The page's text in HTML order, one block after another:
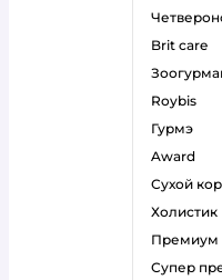
brit care
roybis
гурмэ
award
сухой
холистик
премиум
супер